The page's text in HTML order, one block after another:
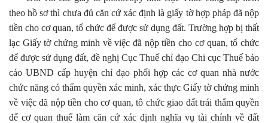
theo hồ sơ thì chưa đủ căn cứ xác định là giấy tờ hợp pháp đã nộp
tiền cho cơ quan, tổ chức để được sử dụng đất. Trường hợp bị thất
lạc Giấy tờ chứng minh về việc đã nộp tiền cho cơ quan, tổ chức
để được sử dụng đất, đề nghị Cục Thuế chỉ đạo Chi cục Thuế báo
cáo UBND cấp huyện chỉ đạo phối hợp các cơ quan nhà nước
chức năng có thẩm quyền xác minh, xác thực Giấy tờ chứng minh
về việc đã nộp tiền cho cơ quan, tô chức giao đất trái thẩm quyền
để cơ quan thuế làm căn cứ xác định nghĩa vụ tài chính về đất